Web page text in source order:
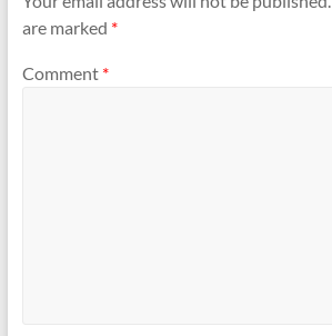
are marked *
Comment *